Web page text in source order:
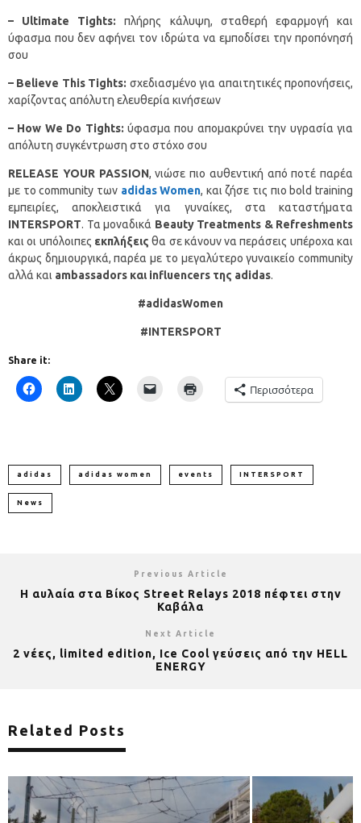
– Ultimate Tights: πλήρης κάλυψη, σταθερή εφαρμογή και
ύφασμα που δεν αφήνει τον ιδρώτα να εμποδίσει την προπόνησή
σου
– Believe This Tights: σχεδιασμένο για απαιτητικές προπονήσεις,
χαρίζοντας απόλυτη ελευθερία κινήσεων
– How We Do Tights: ύφασμα που απομακρύνει την υγρασία για
απόλυτη συγκέντρωση στο στόχο σου
RELEASE YOUR PASSION, νιώσε πιο αυθεντική από ποτέ παρέα
με το community των adidas Women, και ζήσε τις πιο bold training
εμπειρίες, αποκλειστικά για γυναίκες, στα καταστήματα
INTERSPORT. Τα μoναδικά Beauty Treatments & Refreshments
και οι υπόλοιπες εκπλήξειςθα σε κάνουν να περάσεις υπέροχα και
άκρως δημιουργικά, παρέα με το μεγαλύτερο γυναικείο community
αλλά και ambassadors και influencers της adidas.
#adidasWomen
#INTERSPORT
Share it:
Περισσότερα
adidas adidas women events INTERSPORT
News
Previous Article
H αυλαία στα Βίκος Street Relays 2018 πέφτει στην
Καβάλα
Next Article
2 νέες, limited edition, Ice Cool γεύσεις από την HELL
ENERGY
Related Posts